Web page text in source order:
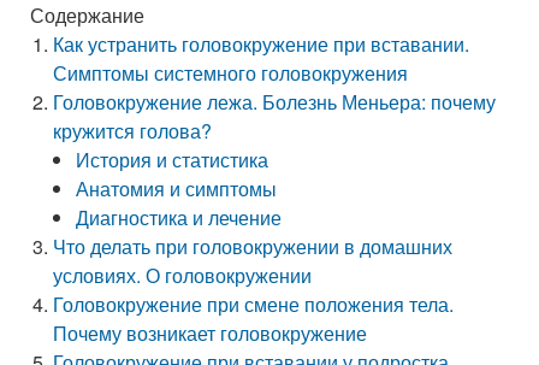
Содержание
Как устранить головокружение при вставании.
Симптомы системного головокружения
Головокружение лежа. Болезнь Меньера: почему
кружится голова?
История и статистика
Анатомия и симптомы
Диагностика и лечение
Что делать при головокружении в домашних
условиях. О головокружении
Головокружение при смене положения тела.
Почему возникает головокружение